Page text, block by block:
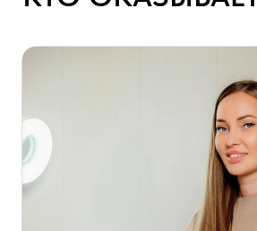
а не событием.
Здесь нет случайных решений — каждый сет
продуман до детали, каждая процедура
Записаться к Марии